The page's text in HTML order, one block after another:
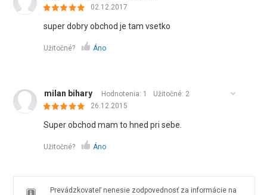
02.12.2017
super dobry obchod je tam vsetko
Užitočné? Áno
milan bihary Hodnotenia: 1 Užitočné: 2
26.12.2015
Super obchod mam to hned pri sebe.
Užitočné? Áno
Prevádzkovateľ nenesie zodpovednosť za informácie na